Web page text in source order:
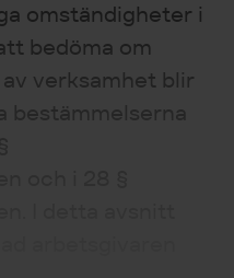
omständigheter i
bedöma om
verksamhet blir